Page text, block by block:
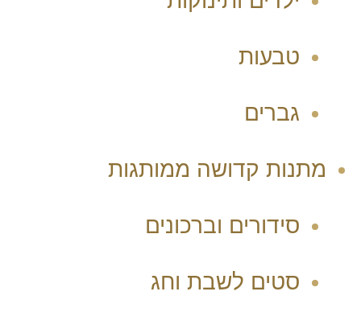
טבעות
גברים
מתנות קדושה ממותגות
סידורים וברכונים
סטים לשבת וחג